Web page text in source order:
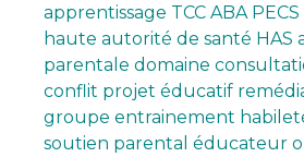
apprentissage TCC ABA
haute autorité de santé HAS
parentale domaine
conflit projet éducatif
groupe entrainement
soutien parental éducateur